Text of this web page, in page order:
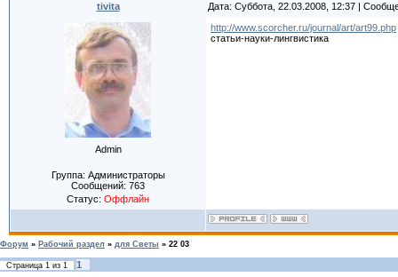
tivita Дата: Суббота, 22.03.2008, 12:37 |
Admin
Группа: Администраторы
Сообщений: 763
Статус: Оффлайн
http://www.scorcher.ru/journal/art/art99.php
статьи-науки-лингвистика
Форум » Рабочий раздел » для Светы » 22 03
Страница 1 из 1 1